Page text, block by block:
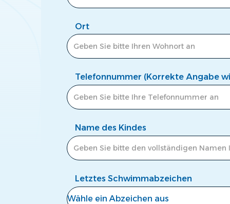
Ort
Telefonnummer (Korrekte Angabe
Name des Kindes
Letztes Schwimmabzeichen
Wähle ein Abzeichen aus